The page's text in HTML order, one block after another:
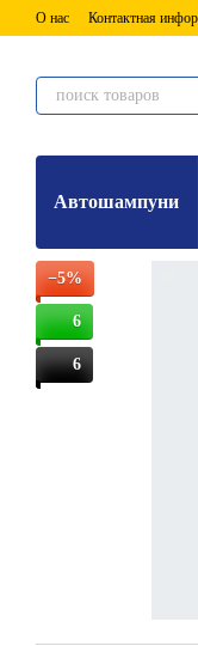
Перейти к основному
О нас Контактная
Автошампуни
−5%
6
6